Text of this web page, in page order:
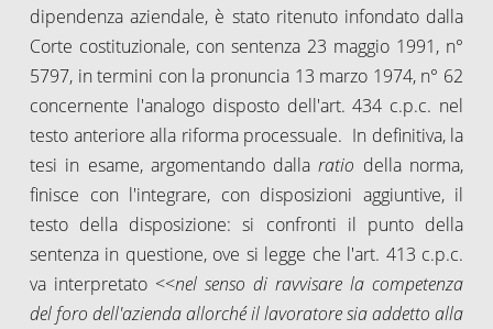
dipendenza aziendale, è stato ritenuto infondato dalla
Corte costituzionale, con sentenza 23 maggio 1991, n°
5797, in termini con la pronuncia 13 marzo 1974, n° 62
concernente l'analogo disposto dell'art. 434 c.p.c. nel
testo anteriore alla riforma processuale. In definitiva, la
tesi in esame, argomentando dallaratio della norma,
finisce con l'integrare, con disposizioni aggiuntive, il
testo della disposizione: si confronti il punto della
sentenza in questione, ove si legge che l'art. 413 c.p.c.
va interpretato <<nel senso di ravvisare la competenza
del foro dell'azienda allorché il lavoratore sia addetto alla